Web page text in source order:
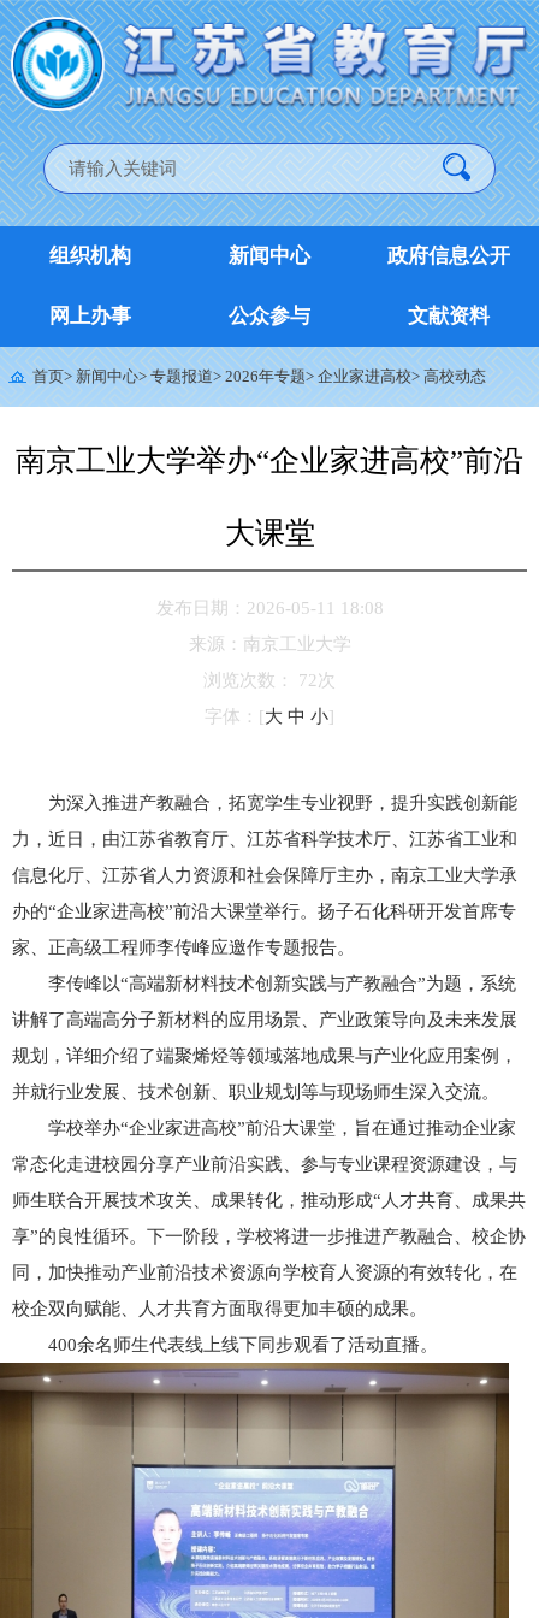
组织机构 新闻中心 政府信息公开
网上办事 公众参与 文献资料
首页> 新闻中心>专题报道> 2026年专题> 企业家进高校> 高校动态
南京工业大学举办“企业家进高校”前沿
大课堂
发布日期：2026-05-11 18:08
来源： 南京工业大学
浏览次数：
72次
字体： [大 中 小]
为深入推进产教融合，拓宽学生专业视野，提升实践创新能
力，近日，由江苏省教育厅、江苏省科学技术厅、江苏省工业和
信息化厅、江苏省人力资源和社会保障厅主办，南京工业大学承
办的“企业家进高校”前沿大课堂举行。扬子石化科研开发首席专
家、正高级工程师李传峰应邀作专题报告。
李传峰以“高端新材料技术创新实践与产教融合”为题，系统
讲解了高端高分子新材料的应用场景、产业政策导向及未来发展
规划，详细介绍了端聚烯烃等领域落地成果与产业化应用案例，
并就行业发展、技术创新、职业规划等与现场师生深入交流。
学校举办“企业家进高校”前沿大课堂，旨在通过推动企业家
常态化走进校园分享产业前沿实践、参与专业课程资源建设，与
师生联合开展技术攻关、成果转化，推动形成“人才共育、成果共
享”的良性循环。下一阶段，学校将进一步推进产教融合、校企协
同，加快推动产业前沿技术资源向学校育人资源的有效转化，在
校企双向赋能、人才共育方面取得更加丰硕的成果。
400余名师生代表线上线下同步观看了活动直播。